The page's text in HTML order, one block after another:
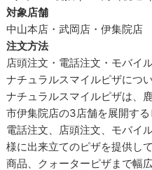
対象店舗
中山本店・武岡店・伊集院店
注文方法
店頭注文・電話注文・モバイ
ナチュラルスマイルピザにつ
ナチュラルスマイルピザは、
市伊集院店の3店舗を展開する
電話注文、店頭注文、モバイ
様に出来立てのピザを提供し
商品、クォーターピザまで幅